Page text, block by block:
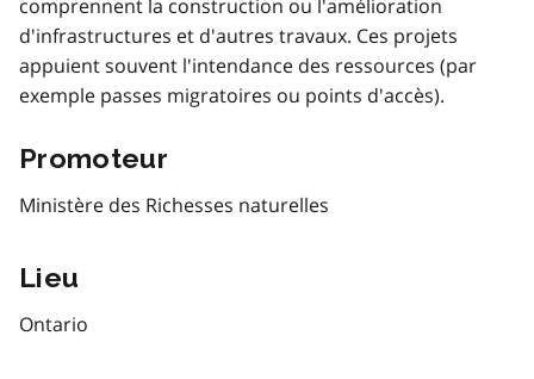
comprennent la construction ou l'amélioration
d'infrastructures et d'autres travaux. Ces projets
appuient souvent l'intendance des ressources (par
exemple passes migratoires ou points d'accès).
Promoteur
Ministère des Richesses naturelles
Lieu
Ontario